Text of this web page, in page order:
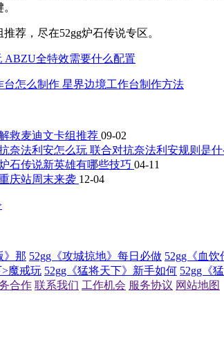
，尽在52gg炉石传说专区。
ABZU全特效需要什么配置
台怎么制作 星界边境工作台制作方法
救麦迪文卡组推荐 09-02
奈法利安怎么玩 联合对抗奈法利安规则是什
石传说新英雄有哪些技巧 04-11
庆站周末来袭 12-04
》那 52gg《攻城掠地》每日必做 52gg《血
>魔戒玩 52gg《猛将天下》新手如何 52gg《
合作 联系我们 工作机会 服务协议 网站地图